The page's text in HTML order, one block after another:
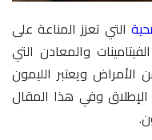
التي تعزز المناعة على
والمعادن التي
ويعتبر الليمون
وفي هذا المقال